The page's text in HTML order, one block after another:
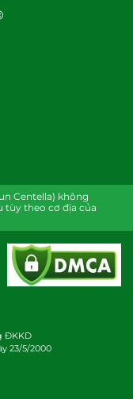
Centella) không
tùy theo cơ địa của
ĐKKD
23/5/2000